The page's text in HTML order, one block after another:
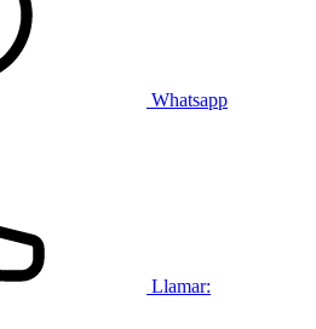
Whatsapp
Llamar: